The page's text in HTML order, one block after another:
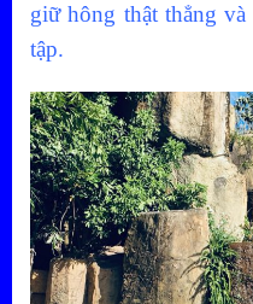
giữ hông thật thẳng
tập.